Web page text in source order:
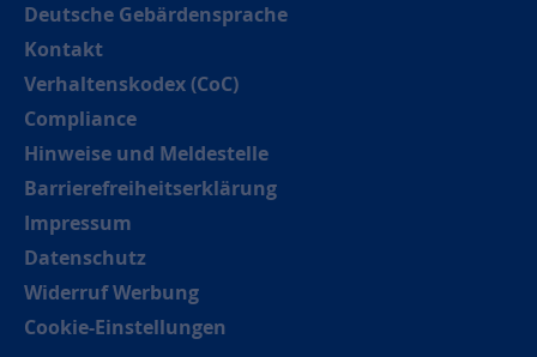
Deutsche Gebärdensprache
Kontakt
Verhaltenskodex (CoC)
Compliance
Hinweise und Meldestelle
Barrierefreiheitserklärung
Impressum
Datenschutz
Widerruf Werbung
Cookie-Einstellungen